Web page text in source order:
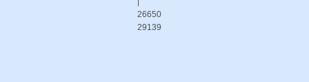
26650
29139